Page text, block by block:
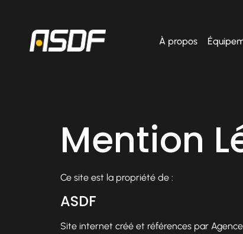
À propos
Mention
Ce site est la propriété de :
ASDF
Site internet créé et références par Agence